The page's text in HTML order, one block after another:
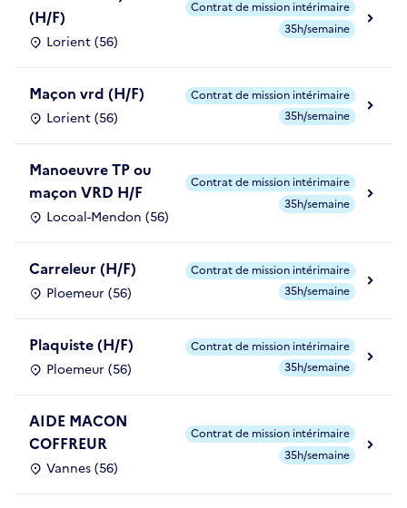
(H/F)
Lorient (56)
Contrat de mission intérimaire
35h/semaine
Maçon vrd (H/F)
Lorient (56)
Contrat de mission intérimaire
35h/semaine
Manoeuvre TP ou
maçon VRD H/F
Locoal-Mendon (56)
Contrat de mission intérimaire
35h/semaine
Carreleur (H/F)
Ploemeur (56)
Contrat de mission intérimaire
35h/semaine
Plaquiste (H/F)
Ploemeur (56)
Contrat de mission intérimaire
35h/semaine
AIDE MACON
COFFREUR
Vannes (56)
Contrat de mission intérimaire
35h/semaine